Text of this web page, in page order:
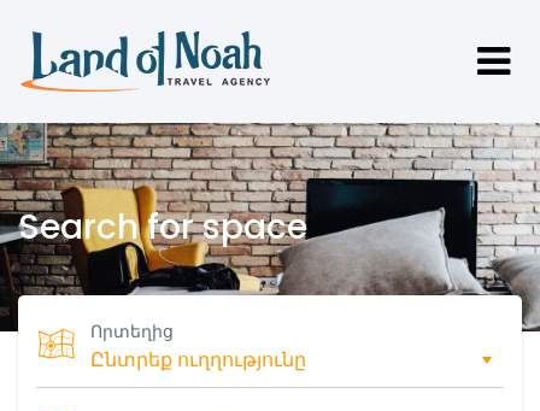
Search for space
Որտեղից